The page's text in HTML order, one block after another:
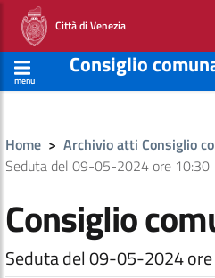
Città di Venezia
menu
Consiglio
Home > Archivio atti Consiglio
Seduta del 09-05-2024 ore 10:30
Consiglio
Seduta del 09-05-2024